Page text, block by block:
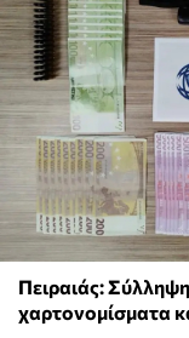
Πειραιάς:
χαρτονομίσματα